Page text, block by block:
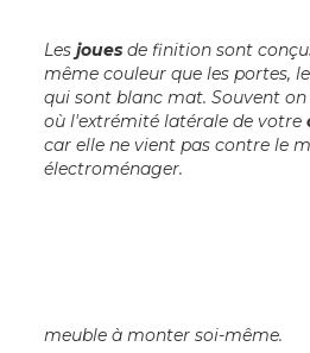
Lesjoues de finition sont
même couleur que les portes,
qui sont blanc mat. Souvent
où l'extrémité latérale de votre
car elle ne vient pas contre le
électroménager.
meuble à monter soi-même.